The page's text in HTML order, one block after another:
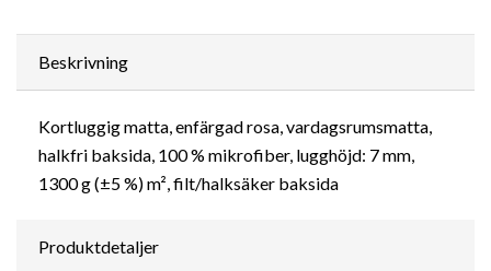
Beskrivning
Kortluggig matta, enfärgad rosa, vardagsrumsmatta,
halkfri baksida, 100 % mikrofiber, lugghöjd: 7 mm,
1300 g (±5 %) m², filt/halksäker baksida
Produktdetaljer